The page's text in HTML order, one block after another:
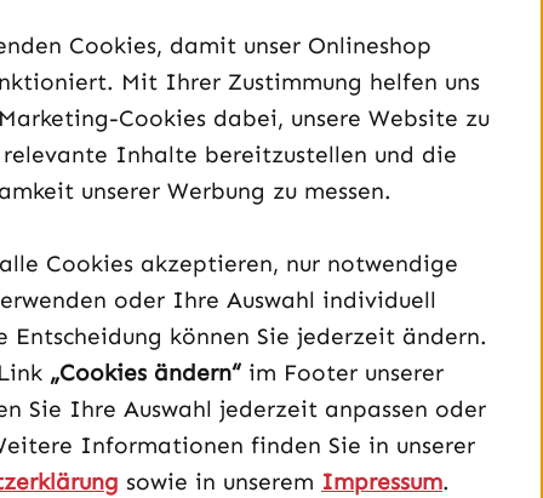
Unterstützung und Beratung unter:
040 – 182 295 901
Mo-Fr, 08:00 - 16:00 Uhr
Oder über unser Kontaktformular.
Vertrag widerrufen
Schau auf Instagram vorbei – öffnet in neuem Tab
Sieh dir unsere TikTok-Videos an – öffnet in neuem
Sieh dir unsere Videos auf YouTube an – öffnet
Cookies, damit unser Onlineshop
Mit Ihrer Zustimmung helfen uns
Cookies dabei, unsere Website zu
relevante Inhalte bereitzustellen und die
unserer Werbung zu messen.
Cookies akzeptieren, nur notwendige
oder Ihre Auswahl individuell
Entscheidung können Sie jederzeit ändern.
„Cookies ändern“im Footer unserer
Sie Ihre Auswahl jederzeit anpassen oder
Informationen finden Sie in unserer
sowie in unserem Impressum.